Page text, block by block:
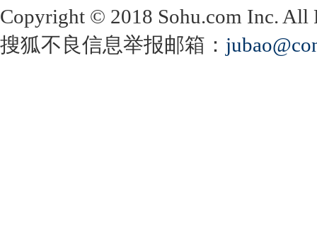
Copyright © 2018 Sohu.com Inc.
搜狐不良信息举报邮箱：